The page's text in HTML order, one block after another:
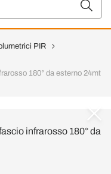
PIR
180° da esterno 24mt
infrarosso 180° da